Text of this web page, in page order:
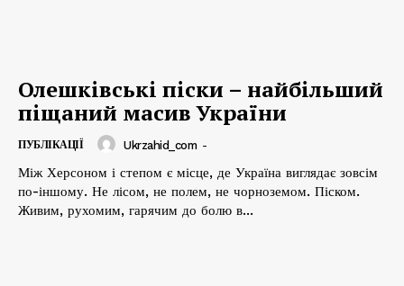
Олешківські піски – найбільший
піщаний масив України
ПУБЛІКАЦІЇ Ukrzahid_com -
Між Херсоном і степом є місце, де Україна виглядає зовсім
по-іншому. Не лісом, не полем, не чорноземом. Піском.
Живим, рухомим, гарячим до болю в...